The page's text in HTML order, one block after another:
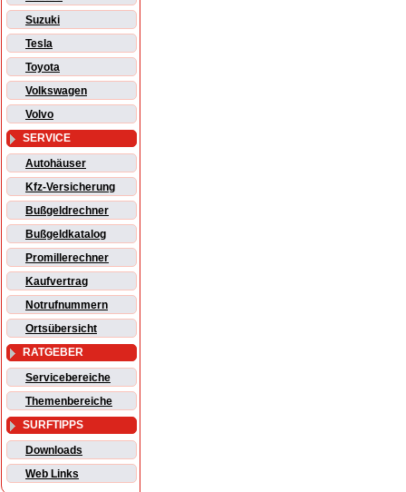
Suzuki
Tesla
Toyota
Volkswagen
Volvo
SERVICE
Autohäuser
Kfz-Versicherung
Bußgeldrechner
Bußgeldkatalog
Promillerechner
Kaufvertrag
Notrufnummern
Ortsübersicht
RATGEBER
Servicebereiche
Themenbereiche
SURFTIPPS
Downloads
Web Links